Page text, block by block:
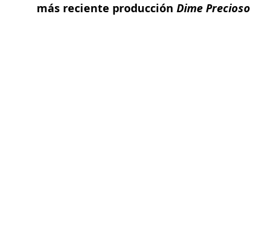
más reciente producción Dime Precioso